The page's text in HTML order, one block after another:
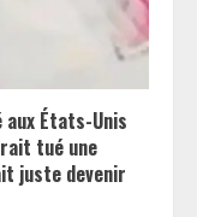
États-Unis
tué une
juste devenir